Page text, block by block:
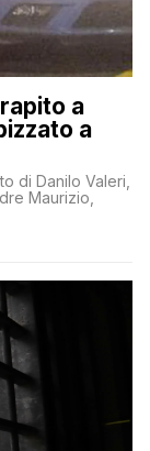
a
a
di Danilo Valeri,
Maurizio,